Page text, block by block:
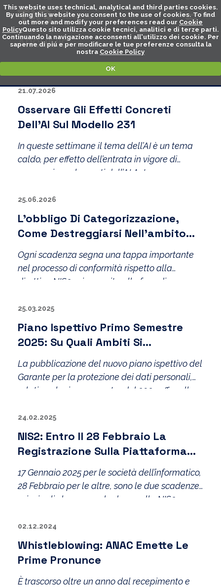
This website uses technical, analytical and third parties cookies.
By using this website you consent to the use of cookies. To find
out more and modify your preferences read our Cookie
PolicyQuesto sito utilizza cookie tecnici, analitici e di terze parti.
Continuando la navigazione acconsenti all'utilizzo dei cookie. Per
saperne di piú e per modificare le tue preferenze consulta la
nostra Cookie Policy
OK
ARCHIVIO
21.07.2026
Osservare Gli Effetti Concreti
Dell’AI Sul Modello 231
In queste settimane il tema dell’AI è un tema
caldo, per effetto dell’entrata in vigore di
numerosi regolamenti dell’AI Act
25.06.2026
L’obbligo Di Categorizzazione,
Come Destreggiarsi Nell’ambito
Della Prossima Scadenza ACN.
Ogni scadenza segna una tappa importante
nel processo di conformità rispetto alla
direttiva NIS2 e, in seguito alla fase di
interessati, oggi siamo davanti all’inizio di una
nuova fase che consentirà di pianificare
attentamente le prossime attività di
monitoraggio.
25.03.2025
Piano Ispettivo Primo Semestre
2025: Su Quali Ambiti Si
Concentreranno Gli Accertamenti
Del Garante
La pubblicazione del nuovo piano ispettivo del
Garante per la protezione dei dati personali,
relativo al primo semestre del 2025 offre alle
24.02.2025
NIS2: Entro Il 28 Febbraio La
Registrazione Sulla Piattaforma
ACN
17 Gennaio 2025 per le società dell’informatico,
28 Febbraio per le altre, sono le due scadenze
principali che aprono le danze alla NIS2
02.12.2024
Whistleblowing: ANAC Emette Le
Prime Pronunce
È trascorso oltre un anno dal recepimento e